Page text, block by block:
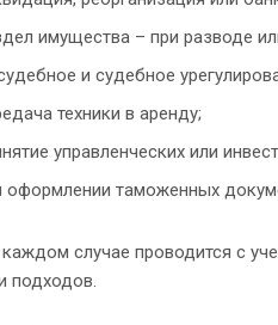
имущества – при разводе
и судебное
техники в аренду;
управленческих или
оформлении таможенных
случае проводится с
подходов.